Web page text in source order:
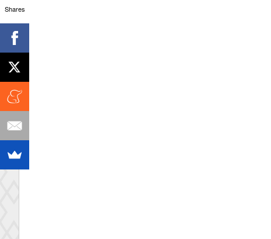
Shares